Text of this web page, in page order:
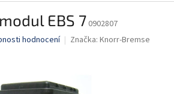
EBS 70902807
hodnocení Značka: Knorr-Bremse